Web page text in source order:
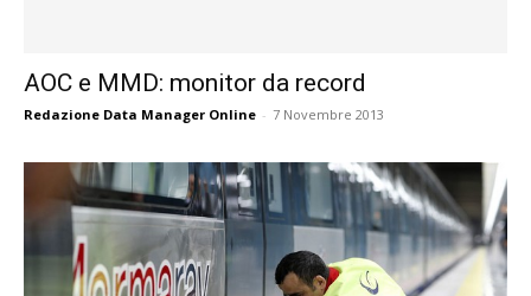
AOC e MMD: monitor da record
Redazione Data Manager Online - 7 Novembre 2013